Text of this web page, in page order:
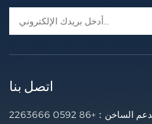
اتصل بنا
الساخن： +86 0592 2263666